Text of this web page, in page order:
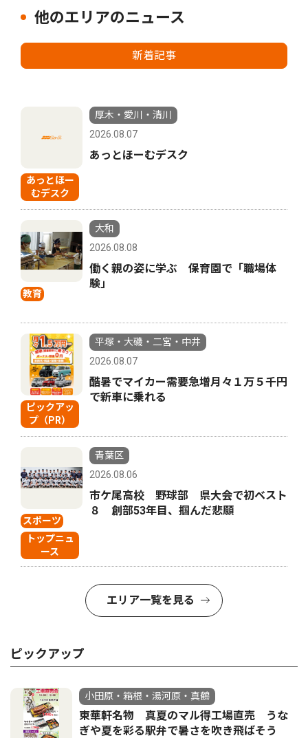
他のエリアのニュース
新着記事
あっとほー
むデスク
厚木・愛川・清川
2026.08.07
あっとほーむデスク
教育
大和
2026.08.08
働く親の姿に学ぶ 保育園で「職場体
験」
ピックアッ
プ（PR）
平塚・大磯・二宮・中井
2026.08.07
酷暑でマイカー需要急増月々１万５千円
で新車に乗れる
スポーツ
トップニュ
ース
青葉区
2026.08.06
市ケ尾高校 野球部 県大会で初ベスト
８ 創部53年目、掴んだ悲願
エリア一覧を見る
ピックアップ
小田原・箱根・湯河原・真鶴
東華軒名物 真夏のマル得工場直売 うな
ぎや夏を彩る駅弁で暑さを吹き飛ばそう